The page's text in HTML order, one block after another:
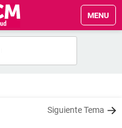
MENU
Siguiente Tema